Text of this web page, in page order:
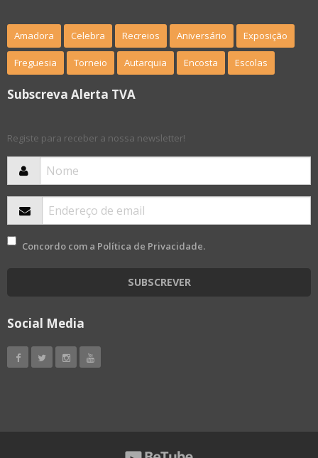
Amadora Celebra Recreios Aniversário Exposição
Freguesia Torneio Autarquia Encosta Escolas
Subscreva Alerta TVA
Registe para receber a nossa newsletter!
Concordo com a Política de Privacidade.
SUBSCREVER
Social Media